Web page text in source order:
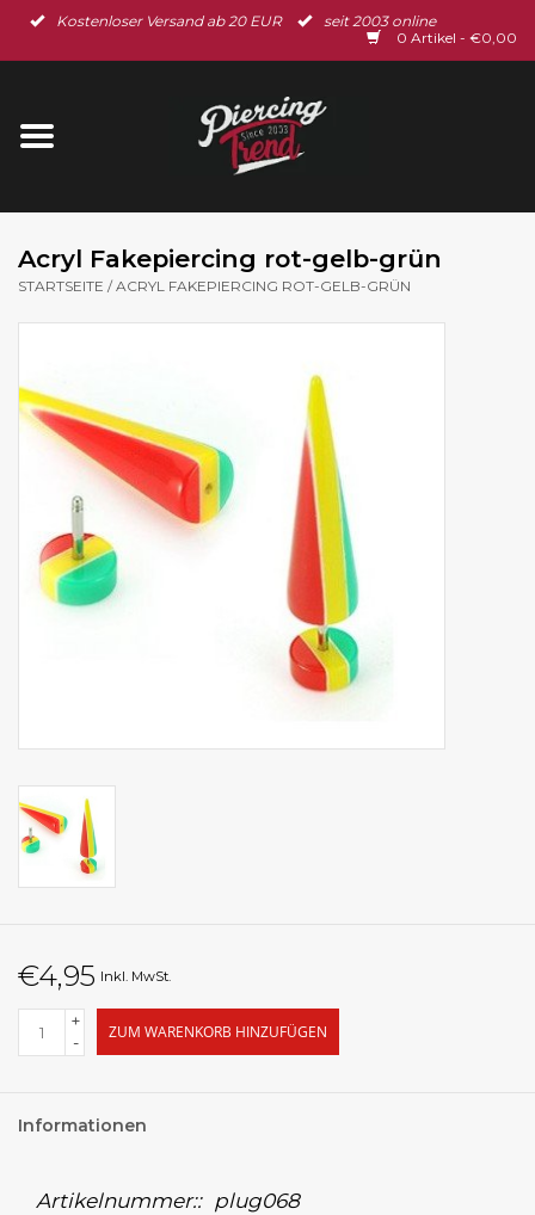
Kostenloser Versand ab 20 EUR
seit 2003 online
0 Artikel - €0,00
Startseite
Ohrschmuck
% Sale %
Acryl Fakepiercing rot-gelb-grün
STARTSEITE /ACRYL FAKEPIERCING ROT-GELB-GRÜN
€4,95 Inkl. MwSt.
+
-
ZUM WARENKORB HINZUFÜGEN
Informationen
Artikelnummer:: plug068